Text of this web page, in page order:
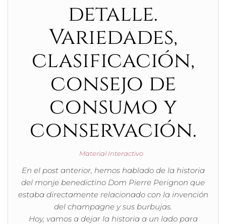
detalle.
Variedades,
clasificación,
consejo de
consumo y
conservación.
Material Interactivo
En el post anterior, hemos hablado de la historia
del monje benedictino Dom Pierre Perignon que
estaba directamente relacionado con la invención
del champagne y sus burbujas.
Hoy, vamos a dejar la historia a un lado para